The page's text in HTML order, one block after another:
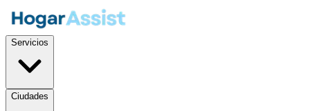
Servicios
Ciudades